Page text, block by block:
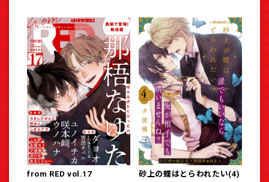
from RED vol.17 砂上の蝶はとらわれたい(4)